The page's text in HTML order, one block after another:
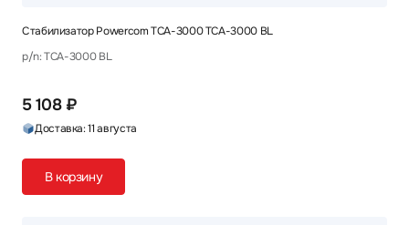
Стабилизатор Powercom TCA-3000 TCA-3000 BL
p/n: TCA-3000 BL
5 108 ₽
Доставка: 11 августа
В корзину